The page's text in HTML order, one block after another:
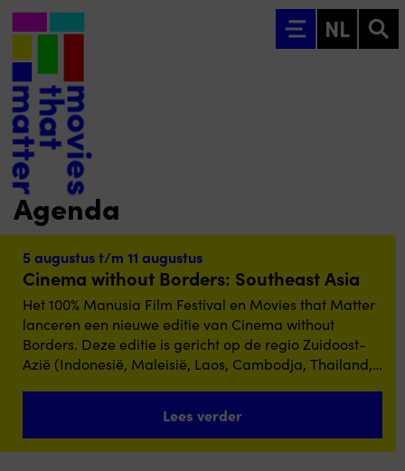
Ga naar hoofdinhoud
NL
Agenda
5 augustus t/m 11 augustus
Cinema without Borders: Southeast Asia
Het 100% Manusia Film Festival en Movies that Matter
lanceren een nieuwe editie van Cinema without
Borders. Deze editie is gericht op de regio Zuidoost-
Azië (Indonesië, Maleisië, Laos, Cambodja, Thailand,
augustus 2026 in Jakarta, Indonesië) brengen we
tussen de...
Lees verder